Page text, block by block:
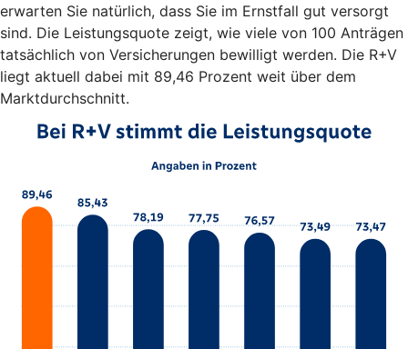
erwarten Sie natürlich, dass Sie im Ernstfall gut versorgt
sind. Die Leistungsquote zeigt, wie viele von 100 Anträgen
tatsächlich von Versicherungen bewilligt werden. Die R+V
liegt aktuell dabei mit 89,46 Prozent weit über dem
Marktdurchschnitt.